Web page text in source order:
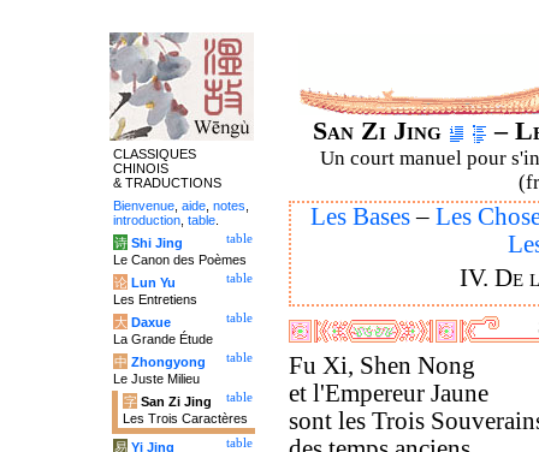
San Zi Jing –
Un court manuel pour
Les Bases– Les
IV. De
Fu Xi, Shen Nong
et l'Empereur Jaune
sont les Trois
CLASSIQUES
CHINOIS
& TRADUCTIONS
Bienvenue aide notes
introduction table
table
诗 Shi Jing
Le Canon des Poèmes
table
论 Lun Yu
Les Entretiens
table
大 Daxue
La Grande Étude
table
中 Zhongyong
Le Juste Milieu
table
字 San Zi Jing
Les Trois Caractères
table
易 Yi Jing